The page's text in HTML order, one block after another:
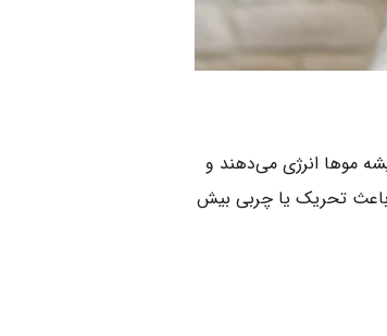
موها انرژی می‌دهند و
باعث تحریک یا چربی بیش